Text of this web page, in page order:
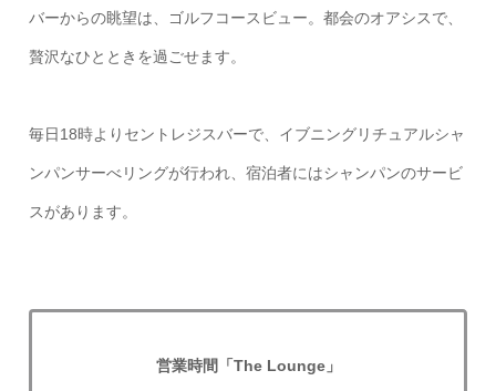
バーからの眺望は、ゴルフコースビュー。都会のオアシスで、
贅沢なひとときを過ごせます。
毎日18時よりセントレジスバーで、イブニングリチュアルシャ
ンパンサーべリングが行われ、宿泊者にはシャンパンのサービ
スがあります。
営業時間「The Lounge」